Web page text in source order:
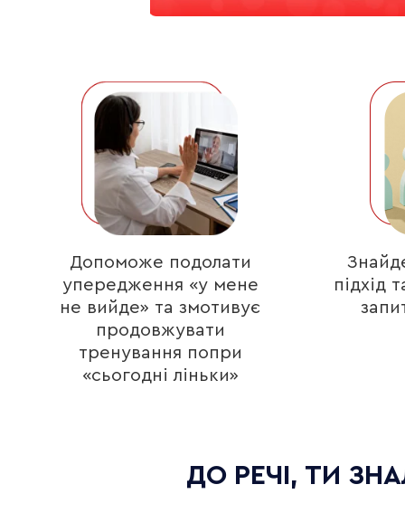
Допоможе подолати
упередження «у мене
не вийде» та змотивує
продовжувати
тренування попри
«сьогодні ліньки»
підхід
ДО РЕЧІ, ТИ